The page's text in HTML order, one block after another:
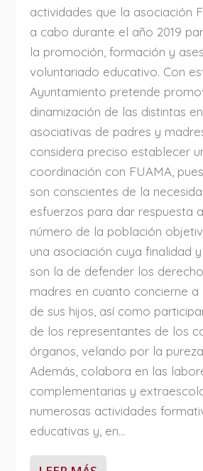
actividades que la asociación
a cabo durante el año 2019
la promoción, formación y
voluntariado educativo. Con
Ayuntamiento pretende
dinamización de las distintas
asociativas de padres y
considera preciso establecer
coordinación con FUAMA,
son conscientes de la
esfuerzos para dar respuesta
número de la población
una asociación cuya finalidad
son la de defender los
madres en cuanto concierne a
de sus hijos, así como
de los representantes de los
órganos, velando por la
Además, colabora en las
complementarias y
numerosas actividades
educativas y, en...